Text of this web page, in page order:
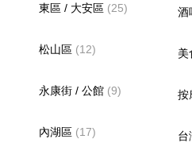
東區 / 大安區 (25)
松山區 (12)
永康街 / 公館 (9)
內湖區 (17)
酒
美
按
台